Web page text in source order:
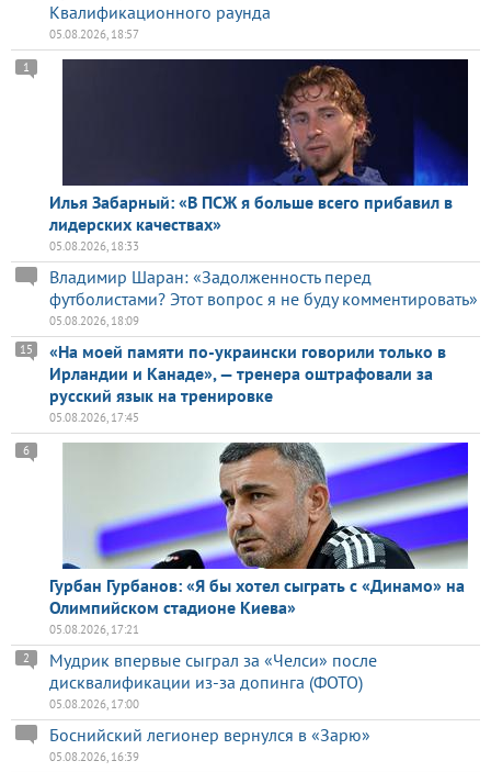
Квалификационного раунда
05.08.2026, 18:57
Илья Забарный: «В ПСЖ я больше всего прибавил в
лидерских качествах»
1
05.08.2026, 18:33
Владимир Шаран: «Задолженность перед
футболистами? Этот вопрос я не буду комментировать»
05.08.2026, 18:09
«На моей памяти по-украински говорили только в
Ирландии и Канаде», — тренера оштрафовали за
русский язык на тренировке
15
05.08.2026, 17:45
Гурбан Гурбанов: «Я бы хотел сыграть с «Динамо» на
Олимпийском стадионе Киева»
6
05.08.2026, 17:21
Мудрик впервые сыграл за «Челси» после
дисквалификации из-за допинга (ФОТО)
2
05.08.2026, 17:00
Боснийский легионер вернулся в «Зарю»
05.08.2026, 16:39